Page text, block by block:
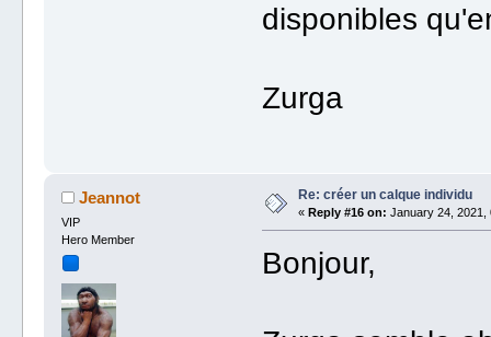
disponibles
Zurga
Jeannot
VIP
Hero Member
Re: créer un calque individu
« Reply #16 on: January 24, 2021,
Bonjour,